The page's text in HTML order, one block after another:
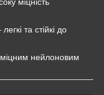
та стійкі до
міцним нейлоновим